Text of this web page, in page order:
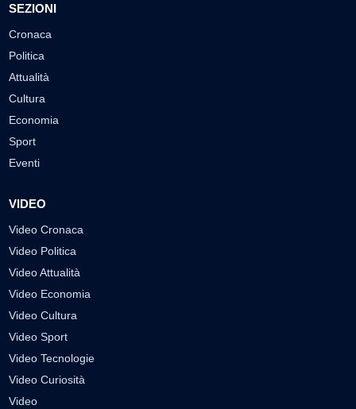
SEZIONI
Cronaca
Politica
Attualità
Cultura
Economia
Sport
Eventi
VIDEO
Video Cronaca
Video Politica
Video Attualità
Video Economia
Video Cultura
Video Sport
Video Tecnologie
Video Curiosità
Video